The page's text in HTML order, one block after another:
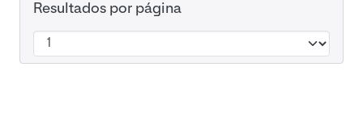
Resultados por página